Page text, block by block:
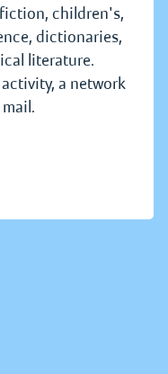
children's,
dictionaries,
literature.
a network